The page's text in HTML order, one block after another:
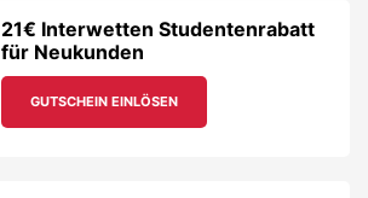
21€ Interwetten Studentenrabatt
für Neukunden
GUTSCHEIN EINLÖSEN